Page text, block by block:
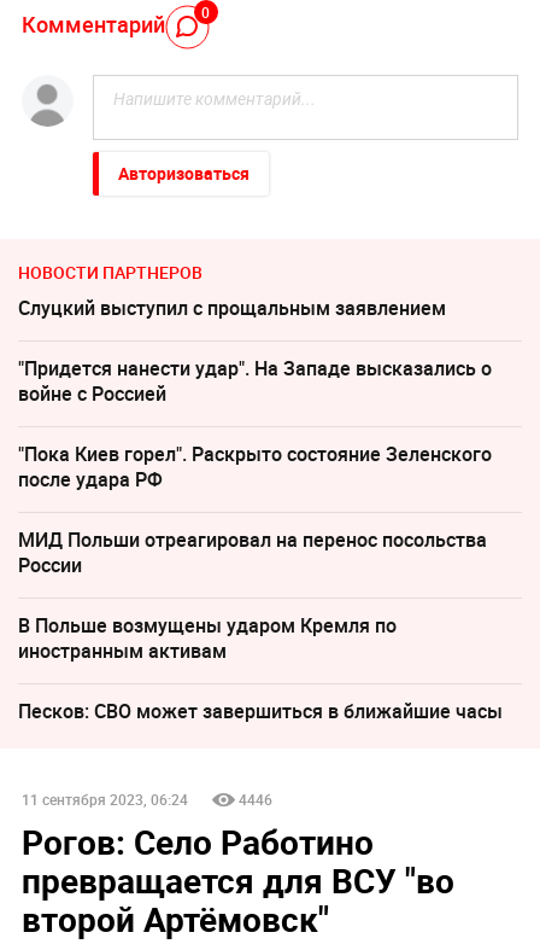
Комментарий 0
Авторизоваться
НОВОСТИ ПАРТНЕРОВ
Слуцкий выступил с прощальным заявлением
"Придется нанести удар". На Западе высказались о
войне с Россией
"Пока Киев горел". Раскрыто состояние Зеленского
после удара РФ
МИД Польши отреагировал на перенос посольства
России
В Польше возмущены ударом Кремля по
иностранным активам
Песков: СВО может завершиться в ближайшие часы
11 сентября 2023, 06:24 4446
Рогов: Село Работино
превращается для ВСУ "во
второй Артёмовск"